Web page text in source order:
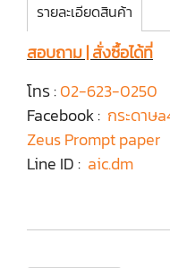
รายละเอียดสินค้า
สอบถาม | สั่งซื้อได้ที่
โทร :02-623-0250
Facebook : กระดาษ
Zeus Prompt paper
Line ID : aic.dm